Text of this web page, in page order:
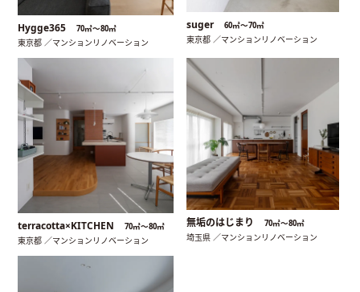
Hygge365 70㎡〜80㎡
東京都 ／マンションリノベーション
suger 60㎡〜70㎡
東京都 ／マンションリノベーション
terracotta×KITCHEN 70㎡〜80㎡
東京都 ／マンションリノベーション
無垢のはじまり 70㎡〜80㎡
埼玉県 ／マンションリノベーション